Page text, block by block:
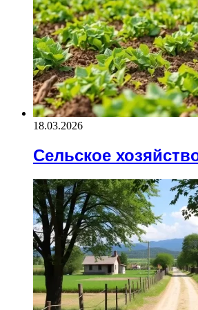
18.03.2026
Сельское